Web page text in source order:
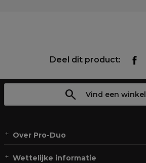
Deel dit product:
Vind een winkel
Over Pro-Duo
Wettelijke informatie